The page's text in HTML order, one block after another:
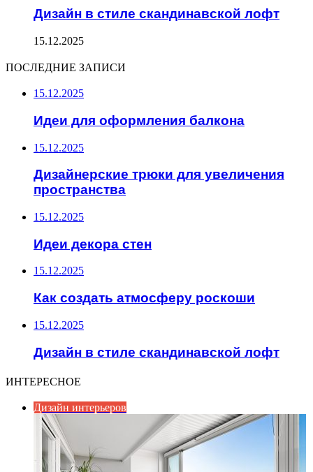
Дизайн в стиле скандинавской лофт
15.12.2025
ПОСЛЕДНИЕ ЗАПИСИ
15.12.2025
Идеи для оформления балкона
15.12.2025
Дизайнерские трюки для увеличения
пространства
15.12.2025
Идеи декора стен
15.12.2025
Как создать атмосферу роскоши
15.12.2025
Дизайн в стиле скандинавской лофт
ИНТЕРЕСНОЕ
Дизайн интерьеров